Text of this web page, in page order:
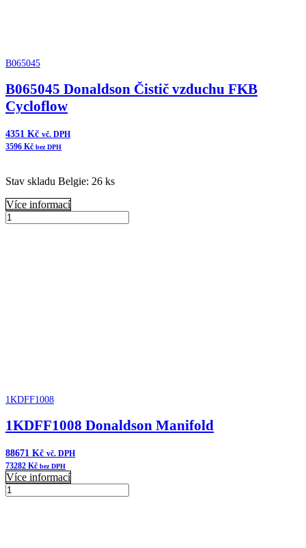
B065045
B065045 Donaldson Čistič vzduchu FKB
Cycloflow
4351 Kč vč. DPH
3596 Kč bez DPH
Stav skladu Belgie: 26 ks
Více informací
B065045
1KDFF1008
1KDFF1008 Donaldson Manifold
88671 Kč vč. DPH
73282 Kč bez DPH
Více informací
1KDFF1008